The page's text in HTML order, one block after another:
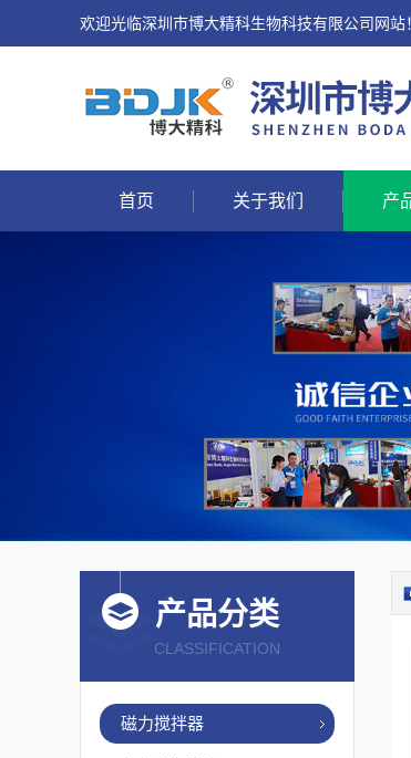
欢迎光临深圳市博大精科生物科技有限公司网站！
首页 关于我们 产
产品分类
CLASSIFICATION
磁力搅拌器